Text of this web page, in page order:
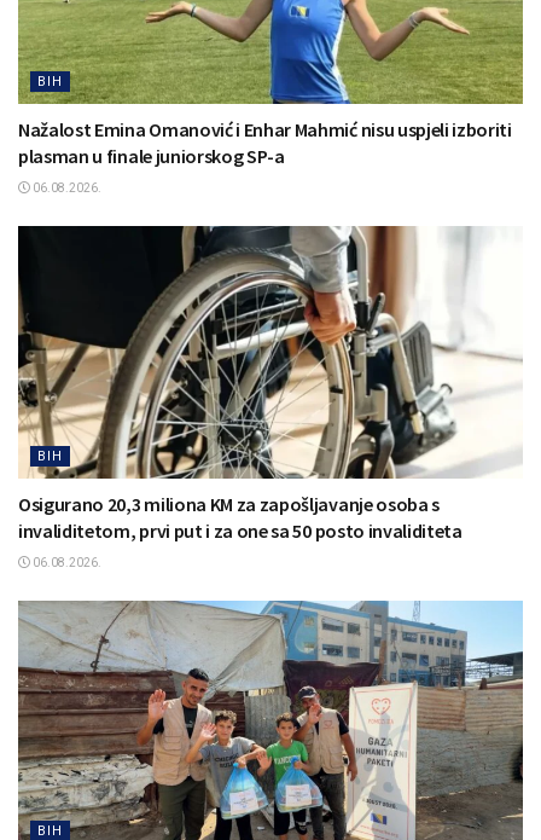
BIH
Nažalost Emina Omanović i Enhar Mahmić nisu uspjeli izboriti
plasman u finale juniorskog SP-a
06.08.2026.
BIH
Osigurano 20,3 miliona KM za zapošljavanje osoba s
invaliditetom, prvi put i za one sa 50 posto invaliditeta
06.08.2026.
BIH